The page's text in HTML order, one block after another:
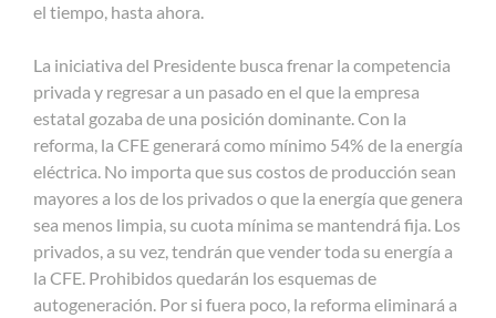
el tiempo, hasta ahora.
La iniciativa del Presidente busca frenar la competencia
privada y regresar a un pasado en el que la empresa
estatal gozaba de una posición dominante. Con la
reforma, la CFE generará como mínimo 54% de la energía
eléctrica. No importa que sus costos de producción sean
mayores a los de los privados o que la energía que genera
sea menos limpia, su cuota mínima se mantendrá fija. Los
privados, a su vez, tendrán que vender toda su energía a
la CFE. Prohibidos quedarán los esquemas de
autogeneración. Por si fuera poco, la reforma eliminará a